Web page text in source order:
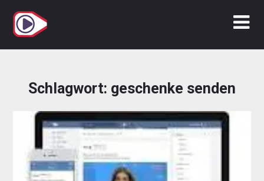
Inhalt
springen
Schlagwort: geschenke senden